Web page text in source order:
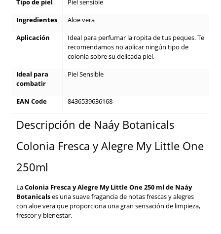
Tipo de piel
Piel sensible
Ingredientes
Aloe vera
Aplicación
Ideal para perfumar la ropita de tus peques. Te
recomendamos no aplicar ningún tipo de
colonia sobre su delicada piel.
Ideal para
combatir
Piel Sensible
EAN Code 8436539636168
Descripción de Naáy Botanicals
Colonia Fresca y Alegre My Little One
250ml
LaColonia Fresca y Alegre My Little One 250 ml de Naáy
Botanicalses una suave fragancia de notas frescas y alegres
con aloe vera que proporciona una gran sensación de limpieza,
frescor y bienestar.